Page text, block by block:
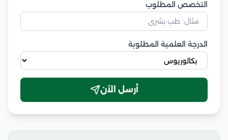
التخصص المطلوب
الدرجة العلمية المطلوبة
أرسل الآن